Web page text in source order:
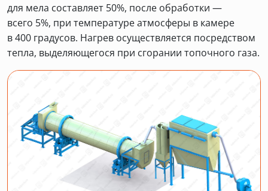
для мела составляет 50%, после обработки —
всего 5%, при температуре атмосферы в камере
в 400 градусов. Нагрев осуществляется посредством
тепла, выделяющегося при сгорании топочного газа.